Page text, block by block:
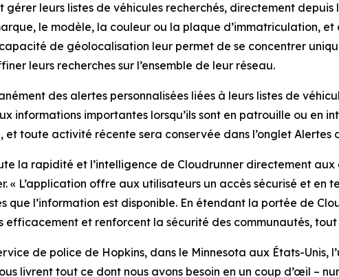
gérer leurs listes de véhicules recherchés, directement
le modèle, la couleur ou la plaque d’immatriculation,
de géolocalisation leur permet de se concentrer
leurs recherches sur l’ensemble de leur réseau.
des alertes personnalisées liées à leurs listes de
informations importantes lorsqu’ils sont en patrouille ou en
toute activité récente sera conservée dans l’onglet Alertes
la rapidité et l’intelligence de Cloudrunner directement aux
« L’application offre aux utilisateurs un accès sécurisé et en
que l’information est disponible. En étendant la portée de
efficacement et renforcent la sécurité des communautés,
de police de Hopkins, dans le Minnesota aux États-Unis,
livrent tout ce dont nous avons besoin en un coup d’œil –